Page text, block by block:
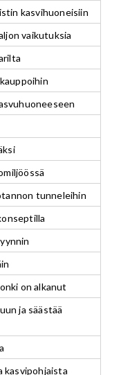
kasvihuoneisiin
vaikutuksia
tunneleihin
on alkanut
ja säästää